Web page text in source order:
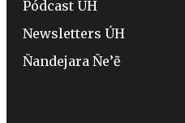
Pódcast ÚH
Newsletters ÚH
Ñandejara Ñe’ẽ